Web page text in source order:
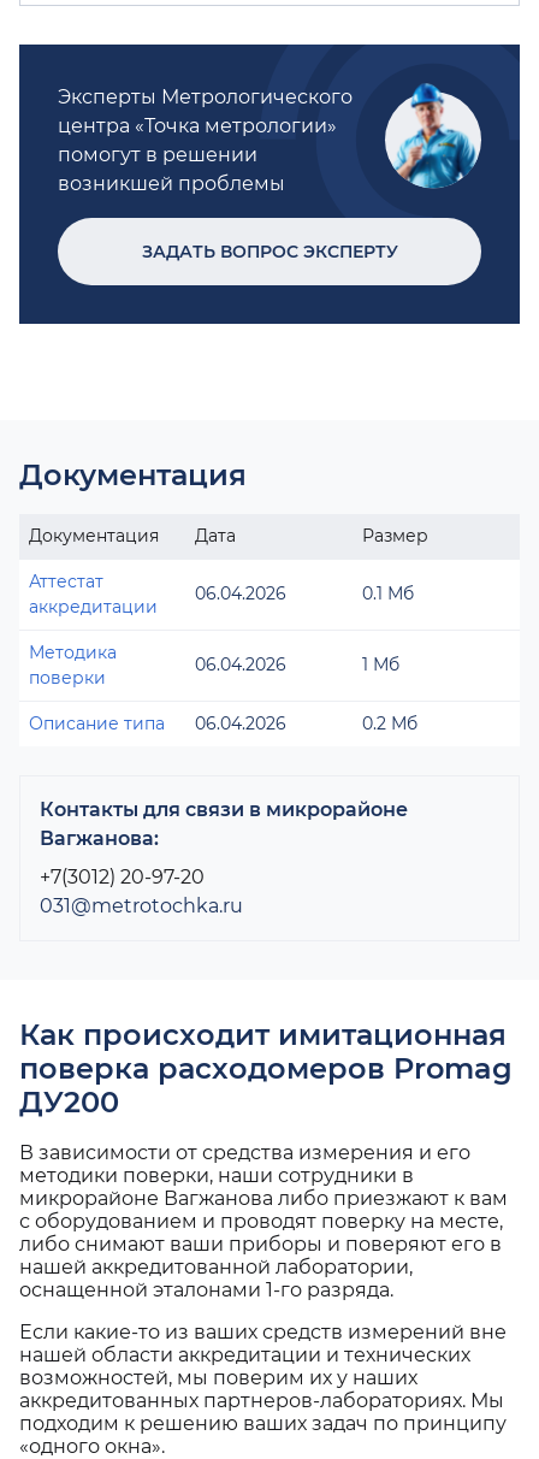
Эксперты Метрологического
центра «Точка метрологии»
помогут в решении
возникшей проблемы
ЗАДАТЬ ВОПРОС ЭКСПЕРТУ
Документация
Документация Дата Размер
Аттестат
аккредитации
06.04.2026 0.1 Мб
Методика
поверки
06.04.2026 1 Мб
Описание типа 06.04.2026 0.2 Мб
Контакты для связи в микрорайоне
Вагжанова:
+7(3012) 20-97-20
031@metrotochka.ru
Как происходит имитационная
поверка расходомеров Promag
ДУ200
В зависимости от средства измерения и его
методики поверки, наши сотрудники в
микрорайоне Вагжанова либо приезжают к вам
с оборудованием и проводят поверку на месте,
либо снимают ваши приборы и поверяют его в
нашей аккредитованной лаборатории,
оснащенной эталонами 1-го разряда.
Если какие-то из ваших средств измерений вне
нашей области аккредитации и технических
возможностей, мы поверим их у наших
аккредитованных партнеров-лабораториях. Мы
подходим к решению ваших задач по принципу
«одного окна».